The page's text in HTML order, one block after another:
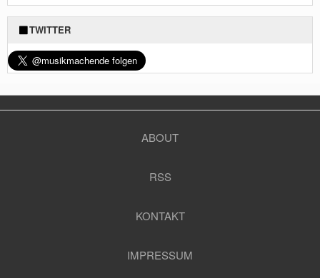
TWITTER
ABOUT
RSS
KONTAKT
IMPRESSUM